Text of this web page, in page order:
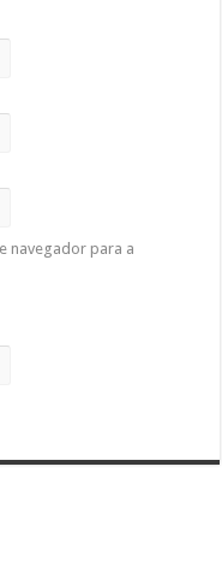
navegador para a